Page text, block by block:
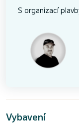
S organizací
Vybavení